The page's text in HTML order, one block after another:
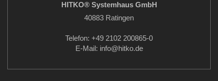
HITKO® Systemhaus GmbH
40883 Ratingen
Telefon: +49 2102 200865-0
E-Mail: info@hitko.de